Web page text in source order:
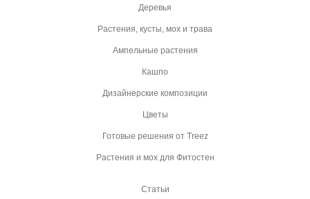
Деревья
Растения, кусты, мох и трава
Ампельные растения
Кашпо
Дизайнерские композиции
Цветы
Готовые решения от Treez
Растения и мох для Фитостен
Статьи